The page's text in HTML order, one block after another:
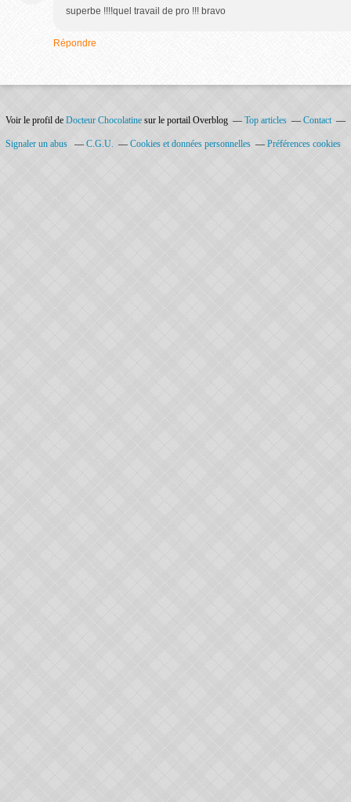
superbe !!!!quel travail de pro !!! bravo
Répondre
Voir le profil de Docteur Chocolatine sur le portail Overblog Top articles Contact
Signaler un abus C.G.U. Cookies et données personnelles Préférences cookies